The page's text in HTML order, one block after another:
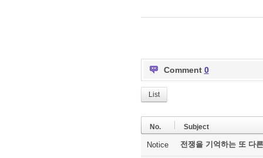
Comment 0
List
No. Subject
Notice 전쟁을 기억하는 또 다